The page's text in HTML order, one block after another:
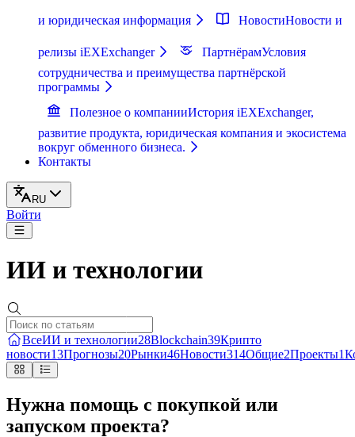
и юридическая информация НовостиНовости и
релизы iEXExchanger ПартнёрамУсловия
сотрудничества и преимущества партнёрской
программы
Полезное о компанииИстория iEXExchanger,
развитие продукта, юридическая компания и экосистема
вокруг обменного бизнеса.
Контакты
RU
Войти
ИИ и технологии
ВсеИИ и технологии28Blockchain39Крипто
новости13Прогнозы20Рынки46Новости314Общие2Проекты1
Нужна помощь с покупкой или
запуском проекта?